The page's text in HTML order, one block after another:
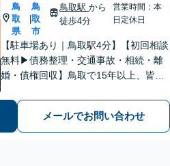
鳥
取
県
鳥
取
市
鳥取駅から
徒歩4分
営業時間：本
日定休日
【駐車場あり｜鳥取駅4分】【初回相談
無料▶︎債務整理・交通事故・相続・離
婚・債権回収】鳥取で15年以上、皆さ
ュニケーションを大切にし、お悩みに
真摯に寄り添います。どんな些細なこ
とでもまずはお気軽にご相談くださ
メールでお問い合わせ